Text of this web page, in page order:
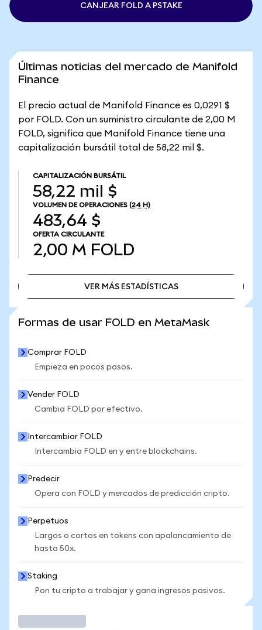
CANJEAR FOLD A PSTAKE
Últimas noticias del mercado de Manifold
Finance
El precio actual de Manifold Finance es 0,0291 $
por FOLD. Con un suministro circulante de 2,00 M
FOLD, significa que Manifold Finance tiene una
capitalización bursátil total de 58,22 mil $.
CAPITALIZACIÓN BURSÁTIL
58,22 mil $
VOLUMEN DE OPERACIONES (24 H)
483,64 $
OFERTA CIRCULANTE
2,00 M FOLD
VER MÁS ESTADÍSTICAS
Formas de usar FOLD en MetaMask
Comprar FOLD
Empieza en pocos pasos.
Vender FOLD
Cambia FOLD por efectivo.
Intercambiar FOLD
Intercambia FOLD en y entre blockchains.
Predecir
Opera con FOLD y mercados de predicción cripto.
Perpetuos
Largos o cortos en tokens con apalancamiento de
hasta 50x.
Staking
Pon tu cripto a trabajar y gana ingresos pasivos.